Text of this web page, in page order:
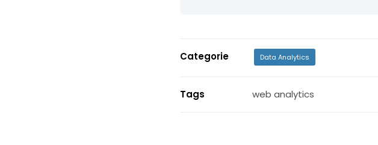
Categorie Data Analytics
Tags web analytics